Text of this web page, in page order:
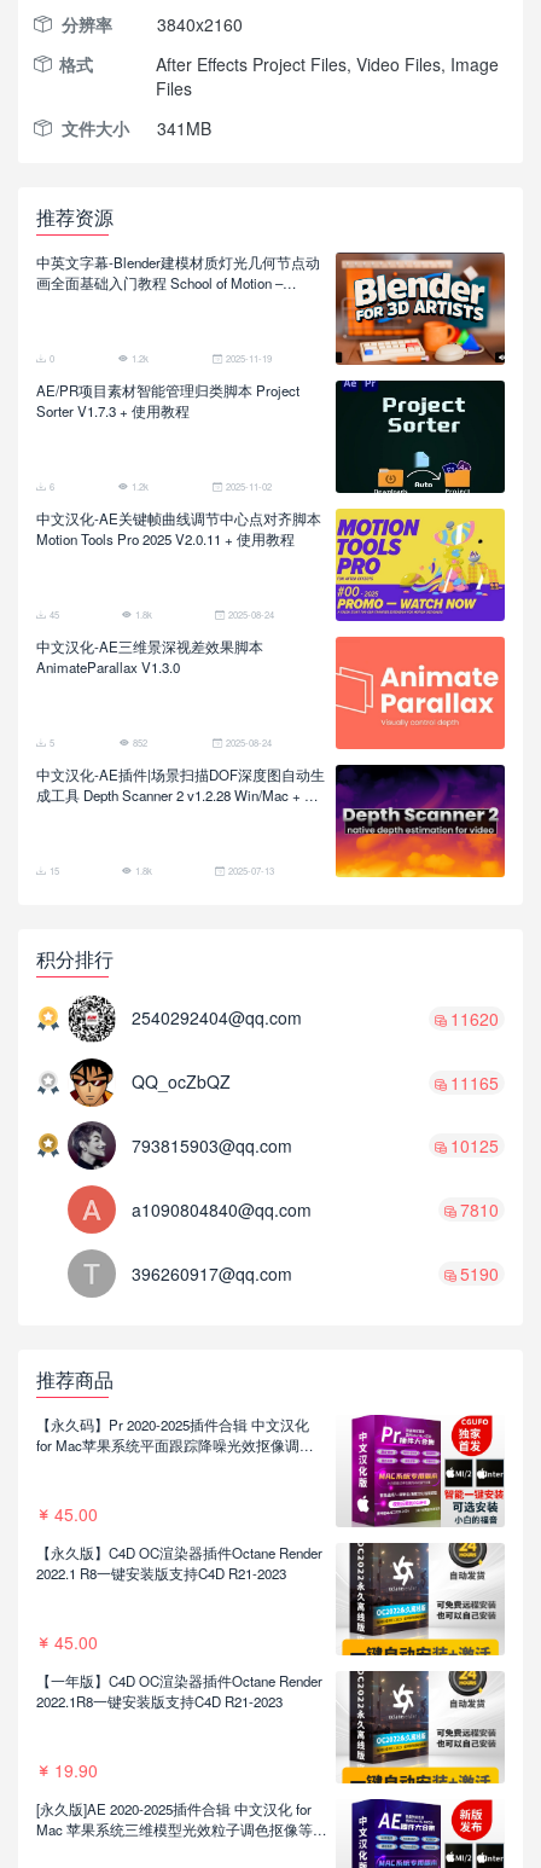
分辨率
3840x2160
格式
After Effects Project Files, Video Files, Image
Files
文件大小
341MB
推荐资源
中英文字幕-Blender建模材质灯光几何节点动
画全面基础入门教程 School of Motion –
0 1.2k 2025-11-19
AE/PR项目素材智能管理归类脚本 Project
Sorter V1.7.3 + 使用教程
6 1.2k 2025-11-02
中文汉化-AE关键帧曲线调节中心点对齐脚本
Motion Tools Pro 2025 V2.0.11 + 使用教程
45 1.8k 2025-08-24
中文汉化-AE三维景深视差效果脚本
AnimateParallax V1.3.0
5 852 2025-08-24
中文汉化-AE插件|场景扫描DOF深度图自动生
成工具 Depth Scanner 2 v1.2.28 Win/Mac + 使
15 1.8k 2025-07-13
积分排行
2540292404@qq.com 11620
QQ_ocZbQZ 11165
793815903@qq.com 10125
a1090804840@qq.com 7810
396260917@qq.com 5190
推荐商品
【永久码】Pr 2020-2025插件合辑 中文汉化
for Mac苹果系统平面跟踪降噪光效抠像调色
45.00
【永久版】C4D OC渲染器插件Octane Render
2022.1 R8一键安装版支持C4D R21-2023
45.00
【一年版】C4D OC渲染器插件Octane Render
2022.1R8一键安装版支持C4D R21-2023
19.90
[永久版]AE 2020-2025插件合辑 中文汉化 for
Mac 苹果系统三维模型光效粒子调色抠像等插